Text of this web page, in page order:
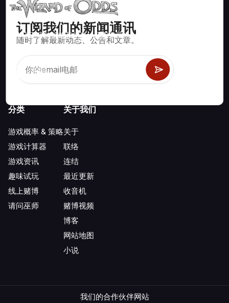
订阅我们的新闻通讯
随时了解最新动态、公告和文章。
数学上正确的策略和信息，适用于二十一点、掷骰子、轮盘赌等
数百种可玩的赌场游戏。
分类
游戏概率 & 策略
游戏计算器
游戏资讯
趣味试玩
线上赌博
请问巫师
关于我们
关于
联络
连结
最近更新
收音机
赌博视频
博客
网站地图
小说
我们的合作伙伴网站